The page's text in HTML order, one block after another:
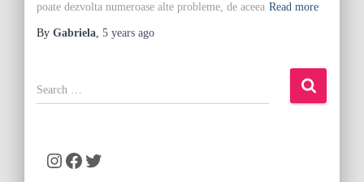
poate dezvolta numeroase alte probleme, de aceea Read more
By Gabriela, 5 years ago
S
e
Instagram Facebook Twitter